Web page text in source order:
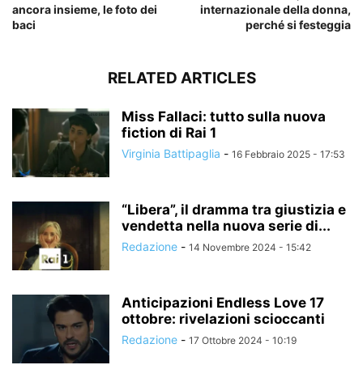
ancora insieme, le foto dei
baci
internazionale della donna,
perché si festeggia
RELATED ARTICLES
Miss Fallaci: tutto sulla nuova
fiction di Rai 1
Virginia Battipaglia - 16 Febbraio 2025 - 17:53
“Libera”, il dramma tra giustizia e
vendetta nella nuova serie di...
Redazione - 14 Novembre 2024 - 15:42
Anticipazioni Endless Love 17
ottobre: rivelazioni scioccanti
Redazione - 17 Ottobre 2024 - 10:19